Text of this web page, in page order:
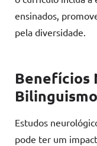
ensinados,
pela diversidade.
Benefícios
Bilinguismo
Estudos
pode ter um